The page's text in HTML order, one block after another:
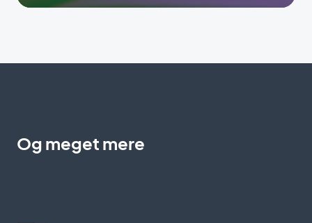
Og meget mere